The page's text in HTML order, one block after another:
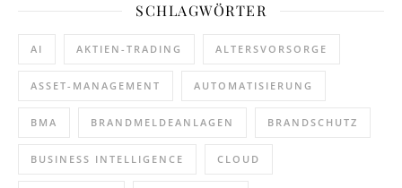
SCHLAGWÖRTER
AI AKTIEN-TRADING ALTERSVORSORGE
ASSET-MANAGEMENT AUTOMATISIERUNG
BMA BRANDMELDEANLAGEN BRANDSCHUTZ
BUSINESS INTELLIGENCE CLOUD